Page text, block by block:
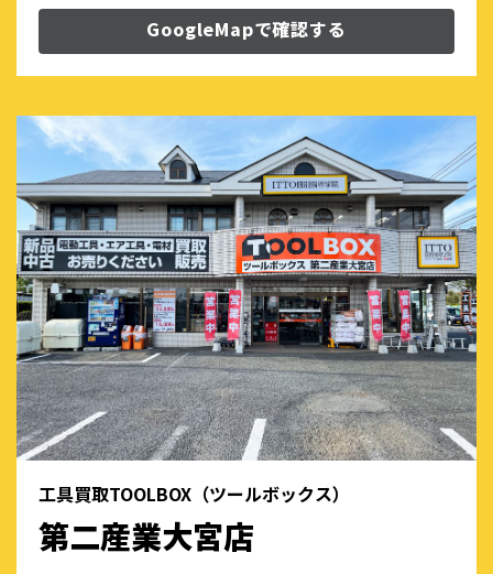
GoogleMapで確認する
工具買取TOOLBOX（ツールボックス）
第二産業大宮店